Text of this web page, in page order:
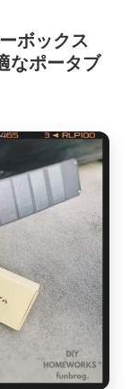
ボックス
なポータブ